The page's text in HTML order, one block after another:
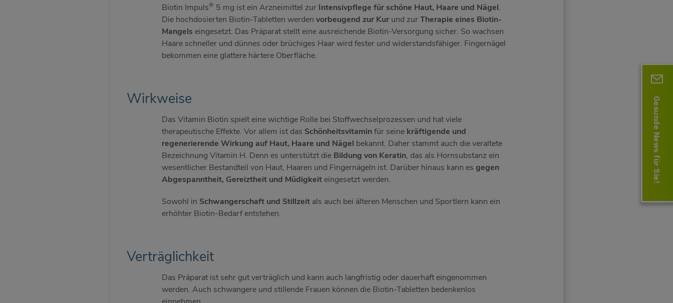
Gesunde News für Sie!
Biotin Impuls® 5 mg ist ein Arzneimittel zurIntensivpflege für schöne Haut, Haare und Nägel.
Die hochdosierten Biotin-Tabletten werden vorbeugend zur Kurund zurTherapie eines Biotin-
Mangels eingesetzt. Das Präparat stellt eine ausreichende Biotin-Versorgung sicher. So wachsen
Haare schneller und dünnes oder brüchiges Haar wird fester und widerstandsfähiger. Fingernägel
bekommen eine glattere härtere Oberfläche.
Wirkweise
Das Vitamin Biotin spielt eine wichtige Rolle bei Stoffwechselprozessen und hat viele
therapeutische Effekte. Vor allem ist das Schönheitsvitaminfür seinekräftigende und
regenerierende Wirkung auf Haut, Haare und Nägel bekannt. Daher stammt auch die veraltete
Bezeichnung Vitamin H. Denn es unterstützt die Bildung von Keratin, das als Hornsubstanz ein
wesentlicher Bestandteil von Haut, Haaren und Fingernägeln ist. Darüber hinaus kann es gegen
Abgespanntheit, Gereiztheit und Müdigkeiteingesetzt werden.
Sowohl in Schwangerschaft und Stillzeitals auch bei älteren Menschen und Sportlern kann ein
erhöhter Biotin-Bedarf entstehen.
Verträglichkeit
Das Präparat ist sehr gut verträglich und kann auch langfristig oder dauerhaft eingenommen
werden. Auch schwangere und stillende Frauen können die Biotin-Tabletten bedenkenlos